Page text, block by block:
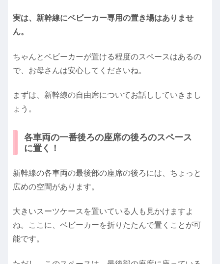
実は、新幹線にベビーカー専用の置き場はありませ
ん。
ちゃんとベビーカーが置ける程度のスペースはあるの
で、お母さんは安心してくださいね。
まずは、新幹線の自由席についてお話ししていきまし
ょう。
各車両の一番後ろの座席の後ろのスペース
に置く！
新幹線の各車両の最後部の座席の後ろには、ちょっと
広めの空間があります。
大きいスーツケースを置いている人も見かけますよ
ね。ここに、ベビーカーを折りたたんで置くことが可
能です。